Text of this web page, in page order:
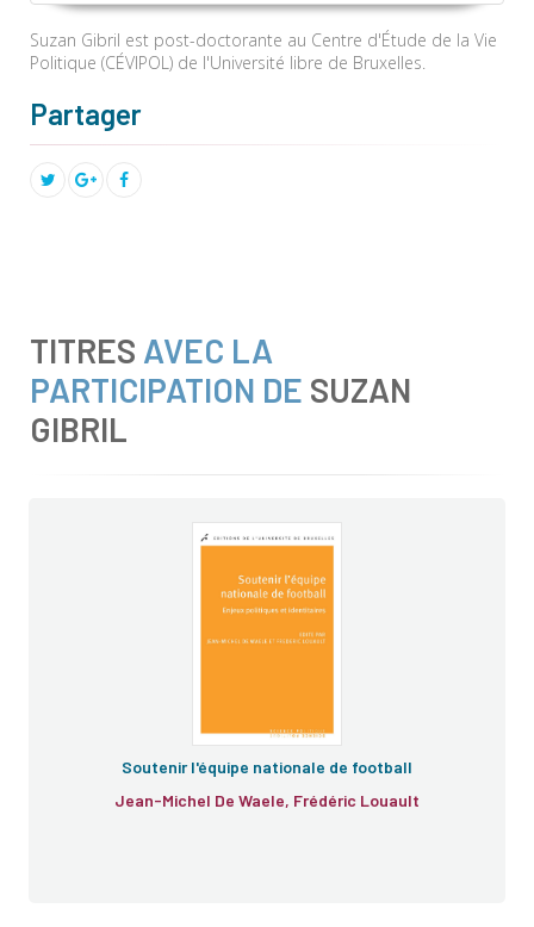
Suzan Gibril est post-doctorante au Centre d'Étude de la Vie
Politique (CÉVIPOL) de l'Université libre de Bruxelles.
Partager
TITRES AVEC LA
PARTICIPATION DE SUZAN
GIBRIL
Soutenir l'équipe nationale de football
Jean-Michel De Waele, Frédéric Louault